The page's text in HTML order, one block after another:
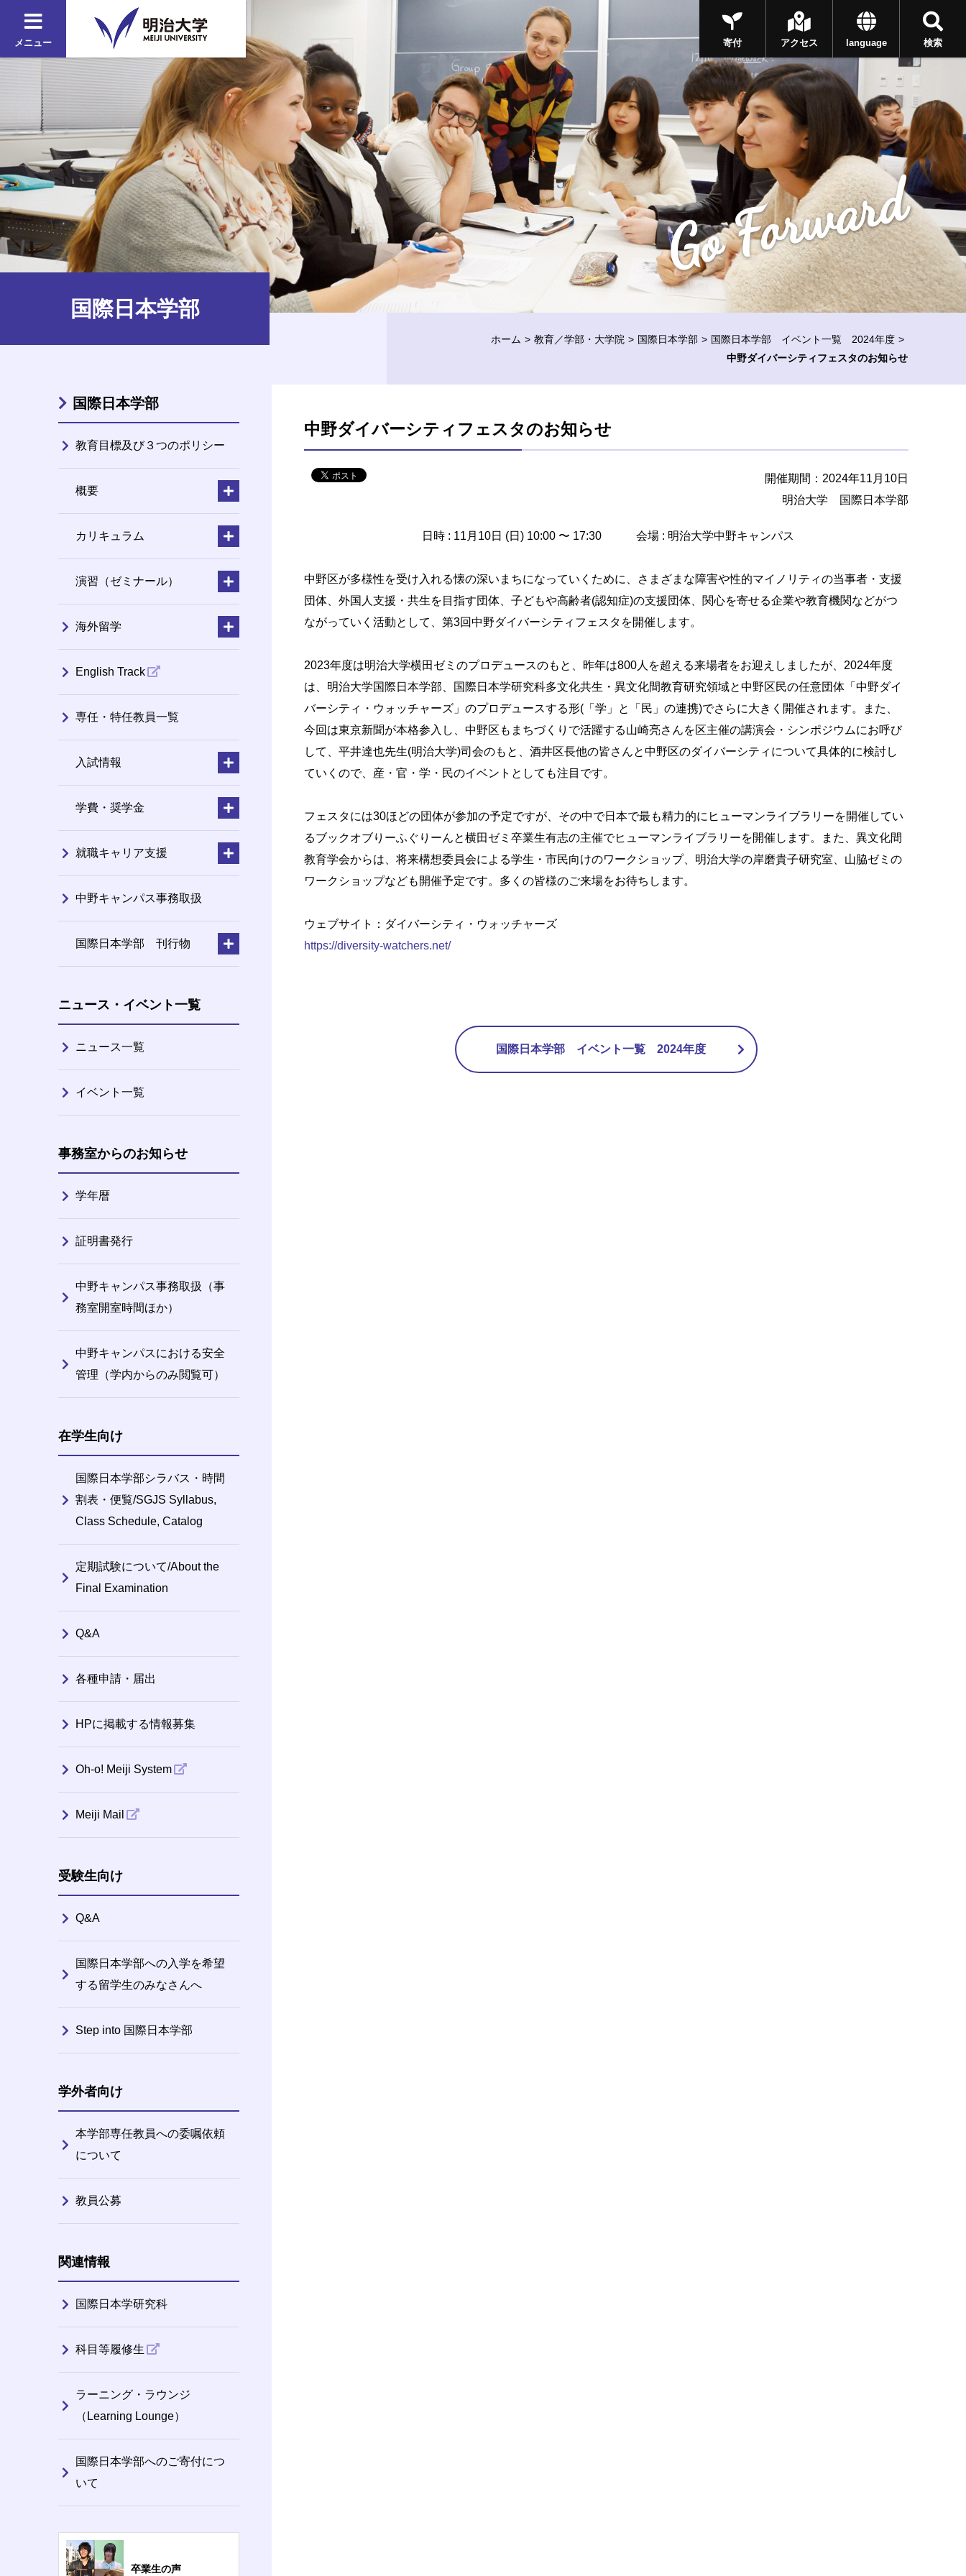
メニュー 検索
language
アクセス
寄付
Go Forward
国際日本学部
ホーム 教育／学部・大学院 国際日本学部
国際日本学部 イベント一覧 2024年度
中野ダイバーシティフェスタのお知らせ
中野ダイバーシティフェスタのお知らせ
開催期間：2024年11月10日
明治大学 国際日本学部
日時 : 11月10日 (日) 10:00 〜 17:30 会場 : 明治大学中野キャンパス
中野区が多様性を受け入れる懐の深いまちになっていくために、さまざまな障害や性的マイノリティの当事者・支援
団体、外国人支援・共生を目指す団体、子どもや高齢者(認知症)の支援団体、関心を寄せる企業や教育機関などがつ
ながっていく活動として、第3回中野ダイバーシティフェスタを開催します。
2023年度は明治大学横田ゼミのプロデュースのもと、昨年は800人を超える来場者をお迎えしましたが、2024年度
は、明治大学国際日本学部、国際日本学研究科多文化共生・異文化間教育研究領域と中野区民の任意団体「中野ダイ
バーシティ・ウォッチャーズ」のプロデュースする形(「学」と「民」の連携)でさらに大きく開催されます。また、
今回は東京新聞が本格参入し、中野区もまちづくりで活躍する山崎亮さんを区主催の講演会・シンポジウムにお呼び
して、平井達也先生(明治大学)司会のもと、酒井区長他の皆さんと中野区のダイバーシティについて具体的に検討し
ていくので、産・官・学・民のイベントとしても注目です。
フェスタには30ほどの団体が参加の予定ですが、その中で日本で最も精力的にヒューマンライブラリーを開催してい
るブックオブりーふぐりーんと横田ゼミ卒業生有志の主催でヒューマンライブラリーを開催します。また、異文化間
教育学会からは、将来構想委員会による学生・市民向けのワークショップ、明治大学の岸磨貴子研究室、山脇ゼミの
ワークショップなども開催予定です。多くの皆様のご来場をお待ちします。
ウェブサイト：ダイバーシティ・ウォッチャーズ
https://diversity-watchers.net/
国際日本学部 イベント一覧 2024年度
国際日本学部
教育目標及び３つのポリシー
概要
カリキュラム
演習（ゼミナール）
海外留学
English Track
専任・特任教員一覧
入試情報
学費・奨学金
就職キャリア支援
中野キャンパス事務取扱
国際日本学部 刊行物
ニュース・イベント一覧
ニュース一覧
イベント一覧
事務室からのお知らせ
学年暦
証明書発行
中野キャンパス事務取扱（事
務室開室時間ほか）
中野キャンパスにおける安全
管理（学内からのみ閲覧可）
在学生向け
国際日本学部シラバス・時間
割表・便覧/SGJS Syllabus,
Class Schedule, Catalog
定期試験について/About the
Final Examination
Q&A
各種申請・届出
HPに掲載する情報募集
Oh-o! Meiji System
Meiji Mail
受験生向け
Q&A
国際日本学部への入学を希望
する留学生のみなさんへ
Step into 国際日本学部
学外者向け
本学部専任教員への委嘱依頼
について
教員公募
関連情報
国際日本学研究科
科目等履修生
ラーニング・ラウンジ
（Learning Lounge）
国際日本学部へのご寄付につ
いて
卒業生の声